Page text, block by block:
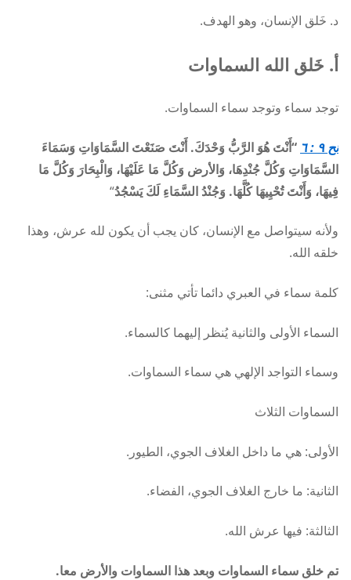
د. خَلق الإنسان، وهو الهدف.
أ. خَلق الله السماوات
توجد سماء وتوجد سماء السماوات.
نح ٩ : ٦
“أَنْتَ هُوَ الرَّبُّ وَحْدَكَ. أَنْتَ صَنَعْتَ السَّمَاوَاتِ وَسَمَاءَ
السَّمَاوَاتِ وَكُلَّ جُنْدِهَا، وَالأرض وَكُلَّ مَا عَلَيْهَا، وَالْبِحَارَ وَكُلَّ مَا
فِيهَا، وَأَنْتَ تُحْيِيهَا كُلَّهَا. وَجُنْدُ السَّمَاءِ لَكَ يَسْجُدُ“
ولأنه سيتواصل مع الإنسان، كان يجب أن يكون لله عرش، وهذا
خلقه الله.
كلمة سماء في العبري دائما تأتي مثنى:
السماء الأولى والثانية يُنظر إليهما كالسماء.
وسماء التواجد الإلهي هي سماء السماوات.
السماوات الثلاث
الأولى: هي ما داخل الغلاف الجوي، الطيور.
الثانية: ما خارج الغلاف الجوي، الفضاء.
الثالثة: فيها عرش الله.
تم خلق سماء السماوات وبعد هذا السماوات والأرض معا.